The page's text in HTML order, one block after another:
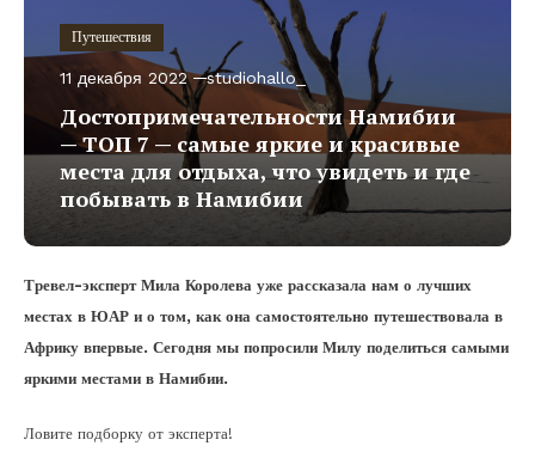
Путешествия
11 декабря 2022 studiohallo_
Достопримечательности Намибии
— ТОП 7 — самые яркие и красивые
места для отдыха, что увидеть и где
побывать в Намибии
Тревел-эксперт Мила Королева уже рассказала нам о лучших
местах в ЮАР и о том, как она самостоятельно путешествовала в
Африку впервые. Сегодня мы попросили Милу поделиться самыми
яркими местами в Намибии.
Ловите подборку от эксперта!